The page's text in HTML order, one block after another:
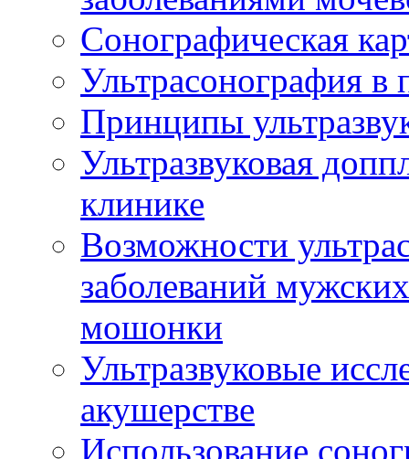
Сонографическая
Ультрасонография в
Принципы
Ультразвуковая
клинике
Возможности
заболеваний
мошонки
Ультразвуковые
акушерстве
Использование